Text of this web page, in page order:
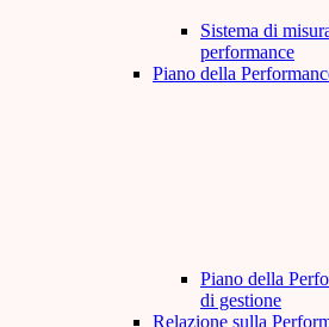
Sistema di
performance
Piano della
Piano della
di gestione
Relazione sulla